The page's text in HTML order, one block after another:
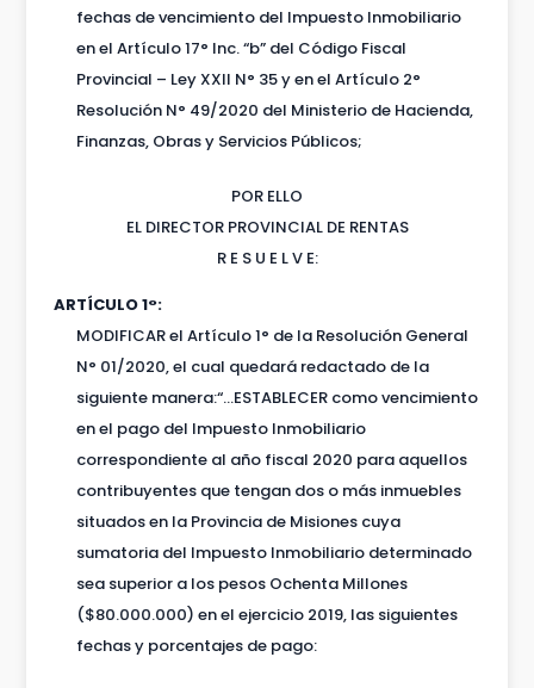
fechas de vencimiento del Impuesto Inmobiliario
en el Artículo 17° Inc. “b” del Código Fiscal
Provincial – Ley XXII N° 35 y en el Artículo 2°
Resolución N° 49/2020 del Ministerio de Hacienda,
Finanzas, Obras y Servicios Públicos;
POR ELLO
EL DIRECTOR PROVINCIAL DE RENTAS
R E S U E L V E:
ARTÍCULO 1°:
MODIFICAR el Artículo 1° de la Resolución General
N° 01/2020, el cual quedará redactado de la
siguiente manera:“…ESTABLECER como vencimiento
en el pago del Impuesto Inmobiliario
correspondiente al año fiscal 2020 para aquellos
contribuyentes que tengan dos o más inmuebles
situados en la Provincia de Misiones cuya
sumatoria del Impuesto Inmobiliario determinado
sea superior a los pesos Ochenta Millones
($80.000.000) en el ejercicio 2019, las siguientes
fechas y porcentajes de pago: